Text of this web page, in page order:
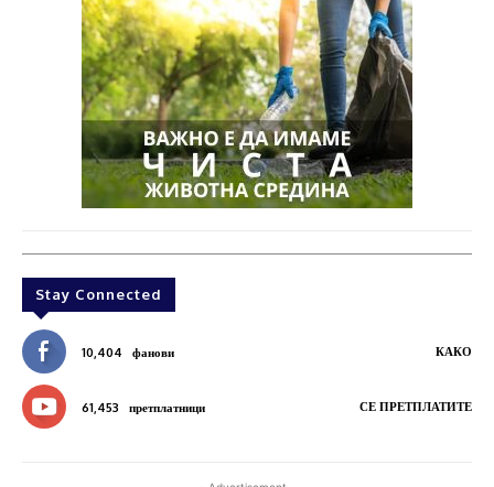
Stay Connected
10,404 фанови КАКО
61,453 претплатници СЕ ПРЕТПЛАТИТЕ